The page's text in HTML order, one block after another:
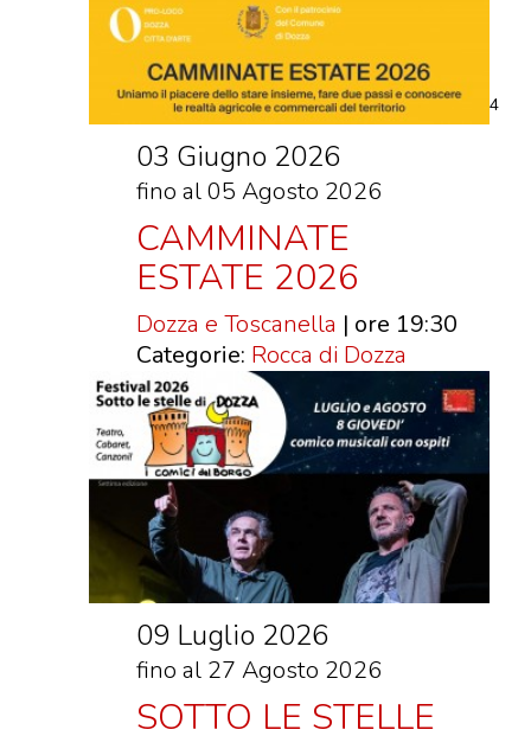
UFFICIO TURISTICO DI DOZZA
GEMELLO DIGITALE BORGO
DOVE MANGIARE
DOVE DORMIRE
FANTASTIKA
ENOTECA
03 Giugno 2026
fino al 05 Agosto 2026
CAMMINATE
ESTATE 2026
Dozza e Toscanella | ore 19:30
Categorie: Rocca di Dozza
09 Luglio 2026
fino al 27 Agosto 2026
SOTTO LE STELLE
4